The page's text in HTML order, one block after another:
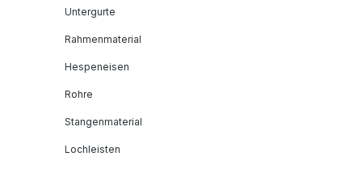
Untergurte
Rahmenmaterial
Hespeneisen
Rohre
Stangenmaterial
Lochleisten